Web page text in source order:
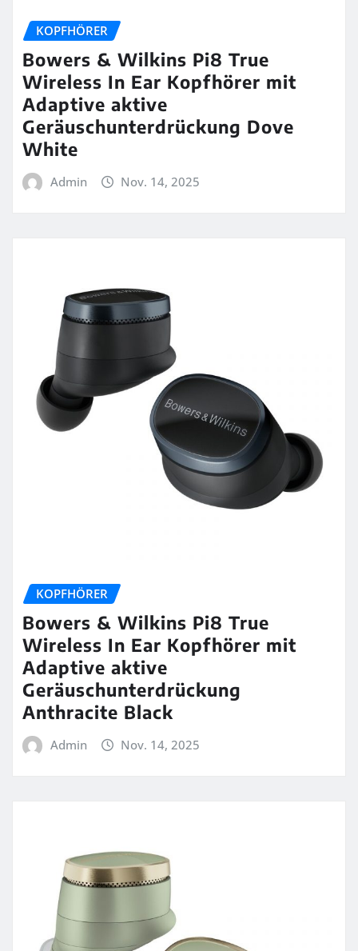
KOPFHÖRER
Bowers & Wilkins Pi8 True
Wireless In Ear Kopfhörer mit
Adaptive aktive
Geräuschunterdrückung Dove
White
Admin Nov. 14, 2025
KOPFHÖRER
Bowers & Wilkins Pi8 True
Wireless In Ear Kopfhörer mit
Adaptive aktive
Geräuschunterdrückung
Anthracite Black
Admin Nov. 14, 2025